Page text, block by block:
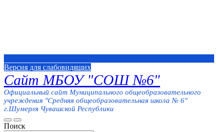
Версия для слабовидящих
Сайт МБОУ "СОШ №6"
Официальный сайт Муниципального общеобразовательного
учреждения "Средняя общеобразовательная школа № 6"
г.Шумерля Чувашской Республики
Поиск